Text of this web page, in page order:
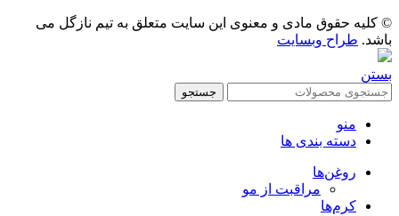
© کلیه حقوق مادی و معنوی این سایت متعلق به تیم نازگل می
باشد. طراح وبسایت
بستن
جستجو
منو
دسته بندی ها
روغن‌ها
مراقبت از مو
کرم‌ها